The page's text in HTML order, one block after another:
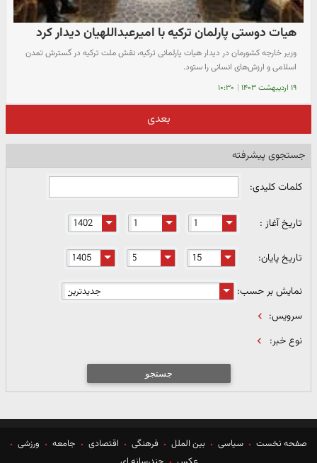
هیات دوستی پارلمان ترکیه با امیرعبداللهیان دیدار کرد
وزیر خارجه کشورمان در دیدار هیات پارلمانی ترکیه، نقش ملت ترکیه در گسترش تمدن
اسلامی و ارزش‌های انسانی را ستود.
۱۹ اردیبهشت ۱۴۰۳ | ۱۰:۳۰
بعدی
جستجوی پیشرفته
کلمات کلیدی:
تاریخ آغاز :
تاریخ پایان:
نمایش بر حسب:
سرویس:
نوع خبر:
جستجو
صفحه نخست سیاسی بین الملل فرهنگی اقتصادی جامعه
ورزشی